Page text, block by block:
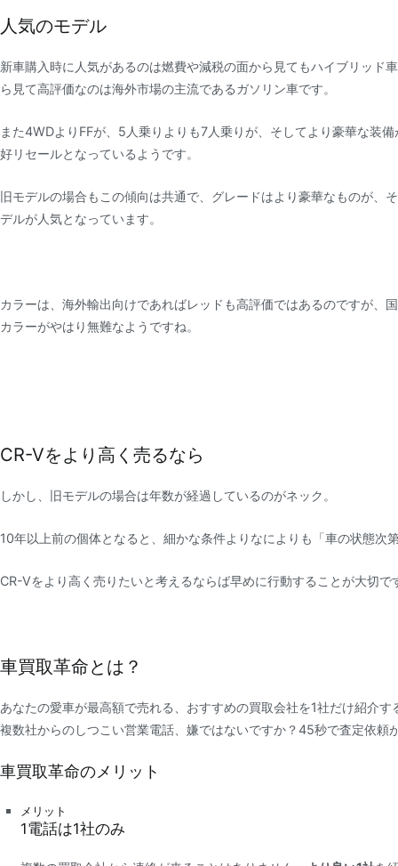
人気のモデル
新車購入時に人気があるのは燃費や減税の面から見てもハイブリッド
ら見て高評価なのは海外市場の主流であるガソリン車です。
また4WDよりFFが、5人乗りよりも7人乗りが、そしてより豪華な装
好リセールとなっているようです。
旧モデルの場合もこの傾向は共通で、グレードはより豪華なものが、
デルが人気となっています。
カラーは、海外輸出向けであればレッドも高評価ではあるのですが、
カラーがやはり無難なようですね。
CR-Vをより高く売るなら
しかし、旧モデルの場合は年数が経過しているのがネック。
10年以上前の個体となると、細かな条件よりなによりも「車の状態次
CR-Vをより高く売りたいと考えるならば早めに行動することが大切で
車買取革命とは？
あなたの愛車が最高額で売れる、おすすめの買取会社を1社だけ紹介す
複数社からのしつこい営業電話、嫌ではないですか？45秒で査定依頼
車買取革命のメリット
メリット
1電話は1社のみ